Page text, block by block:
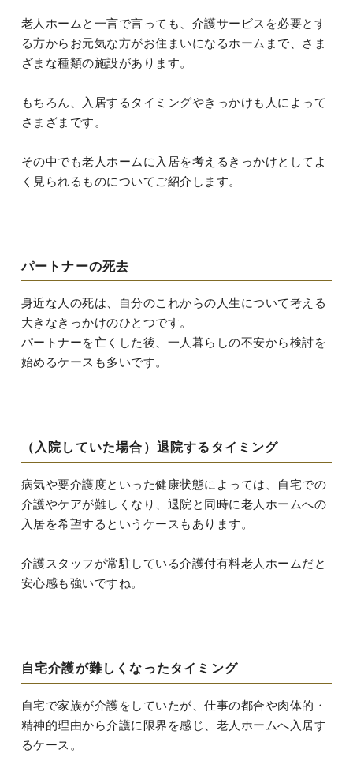
老人ホームと一言で言っても、介護サービスを必要とす
る方からお元気な方がお住まいになるホームまで、さま
ざまな種類の施設があります。
もちろん、入居するタイミングやきっかけも人によって
さまざまです。
その中でも老人ホームに入居を考えるきっかけとしてよ
く見られるものについてご紹介します。
パートナーの死去
身近な人の死は、自分のこれからの人生について考える
大きなきっかけのひとつです。
パートナーを亡くした後、一人暮らしの不安から検討を
始めるケースも多いです。
（入院していた場合）退院するタイミング
病気や要介護度といった健康状態によっては、自宅での
介護やケアが難しくなり、退院と同時に老人ホームへの
入居を希望するというケースもあります。
介護スタッフが常駐している介護付有料老人ホームだと
安心感も強いですね。
自宅介護が難しくなったタイミング
自宅で家族が介護をしていたが、仕事の都合や肉体的・
精神的理由から介護に限界を感じ、老人ホームへ入居す
るケース。